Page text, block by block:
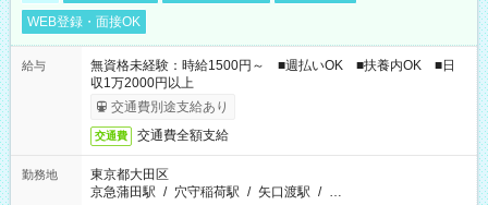
WEB登録・面接OK
給与
無資格未経験：時給1500円～ ■週払いOK ■扶養内OK ■日
収1万2000円以上
交通費別途支給あり
交通費 交通費全額支給
勤務地
東京都大田区
京急蒲田駅 / 穴守稲荷駅 / 矢口渡駅 / …